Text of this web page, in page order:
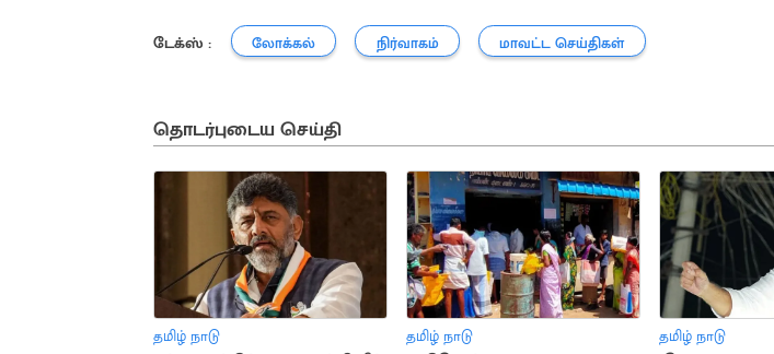
டேக்ஸ் : லோக்கல் நிர்வாகம் மாவட்ட செய்திகள்
தொடர்புடைய செய்தி
தமிழ் நாடு தமிழ் நாடு தமிழ் நாடு